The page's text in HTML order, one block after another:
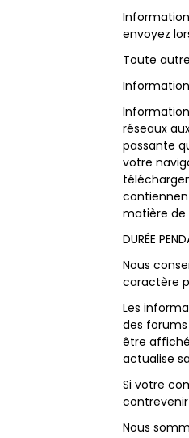
envoyez
Toute
réseaux
passante
votre
matière de
DURÉE
Nous
caractère
Les
des
être
actualise
Si votre
Nous